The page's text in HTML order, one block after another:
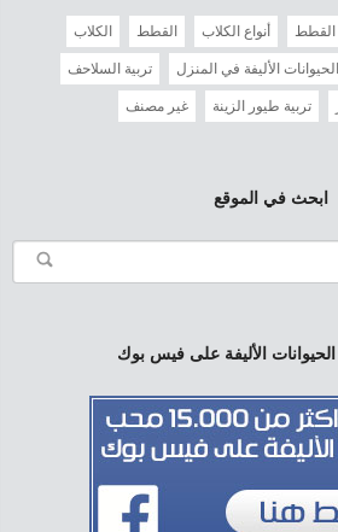
القطط أنواع الكلاب القطط الكلاب
الأليفة في المنزل تربية السلاحف
تربية طيور الزينة غير مصنف
ابحث في الموقع
الأليفة على فيس بوك